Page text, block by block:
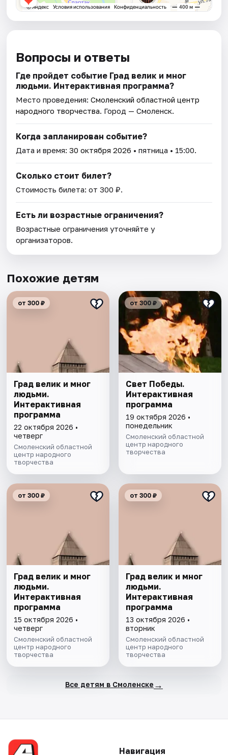
Вопросы и ответы
Где пройдет событие Град велик и мног
людьми. Интерактивная программа?
Место проведения:Смоленский областной центр
народного творчества. Город — Смоленск.
Когда запланирован событие?
Дата и время:30 октября 2026 • пятница • 15:00.
Сколько стоит билет?
Стоимость билета: от 300 ₽.
Есть ли возрастные ограничения?
Возрастные ограничения уточняйте у
организаторов.
Похожие детям
от 300 ₽
Град велик и мног
людьми.
Интерактивная
программа
22 октября 2026 •
четверг
Смоленский областной
центр народного
творчества
от 300 ₽
Свет Победы.
Интерактивная
программа
19 октября 2026 •
понедельник
Смоленский областной
центр народного
творчества
от 300 ₽
Град велик и мног
людьми.
Интерактивная
программа
15 октября 2026 •
четверг
Смоленский областной
центр народного
творчества
от 300 ₽
Град велик и мног
людьми.
Интерактивная
программа
13 октября 2026 •
вторник
Смоленский областной
центр народного
творчества
Все детям в Смоленске →
Навигация